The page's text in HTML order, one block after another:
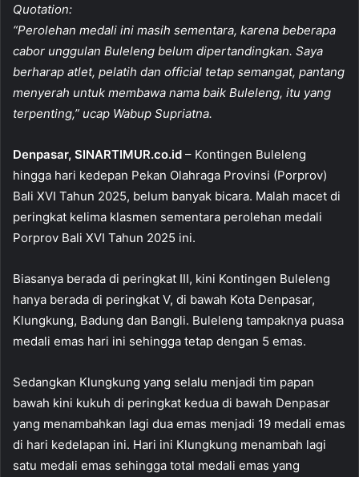
c
e
b
o
o
k
at
s
A
p
p
ai
l
ar
e
Quotation:
“Perolehan medali ini masih sementara, karena beberapa
cabor unggulan Buleleng belum dipertandingkan. Saya
berharap atlet, pelatih dan official tetap semangat, pantang
menyerah untuk membawa nama baik Buleleng, itu yang
terpenting,” ucap Wabup Supriatna.
Denpasar, SINARTIMUR.co.id – Kontingen Buleleng
hingga hari kedepan Pekan Olahraga Provinsi (Porprov)
Bali XVI Tahun 2025, belum banyak bicara. Malah macet di
peringkat kelima klasmen sementara perolehan medali
Porprov Bali XVI Tahun 2025 ini.
Biasanya berada di peringkat III, kini Kontingen Buleleng
hanya berada di peringkat V, di bawah Kota Denpasar,
Klungkung, Badung dan Bangli. Buleleng tampaknya puasa
medali emas hari ini sehingga tetap dengan 5 emas.
Sedangkan Klungkung yang selalu menjadi tim papan
bawah kini kukuh di peringkat kedua di bawah Denpasar
yang menambahkan lagi dua emas menjadi 19 medali emas
di hari kedelapan ini. Hari ini Klungkung menambah lagi
satu medali emas sehingga total medali emas yang